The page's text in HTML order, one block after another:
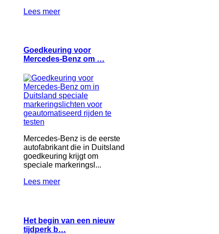
Lees meer
Goedkeuring voor
Mercedes-Benz om …
Mercedes-Benz is de eerste
autofabrikant die in Duitsland
goedkeuring krijgt om
speciale markeringsl...
Lees meer
Het begin van een nieuw
tijdperk b…